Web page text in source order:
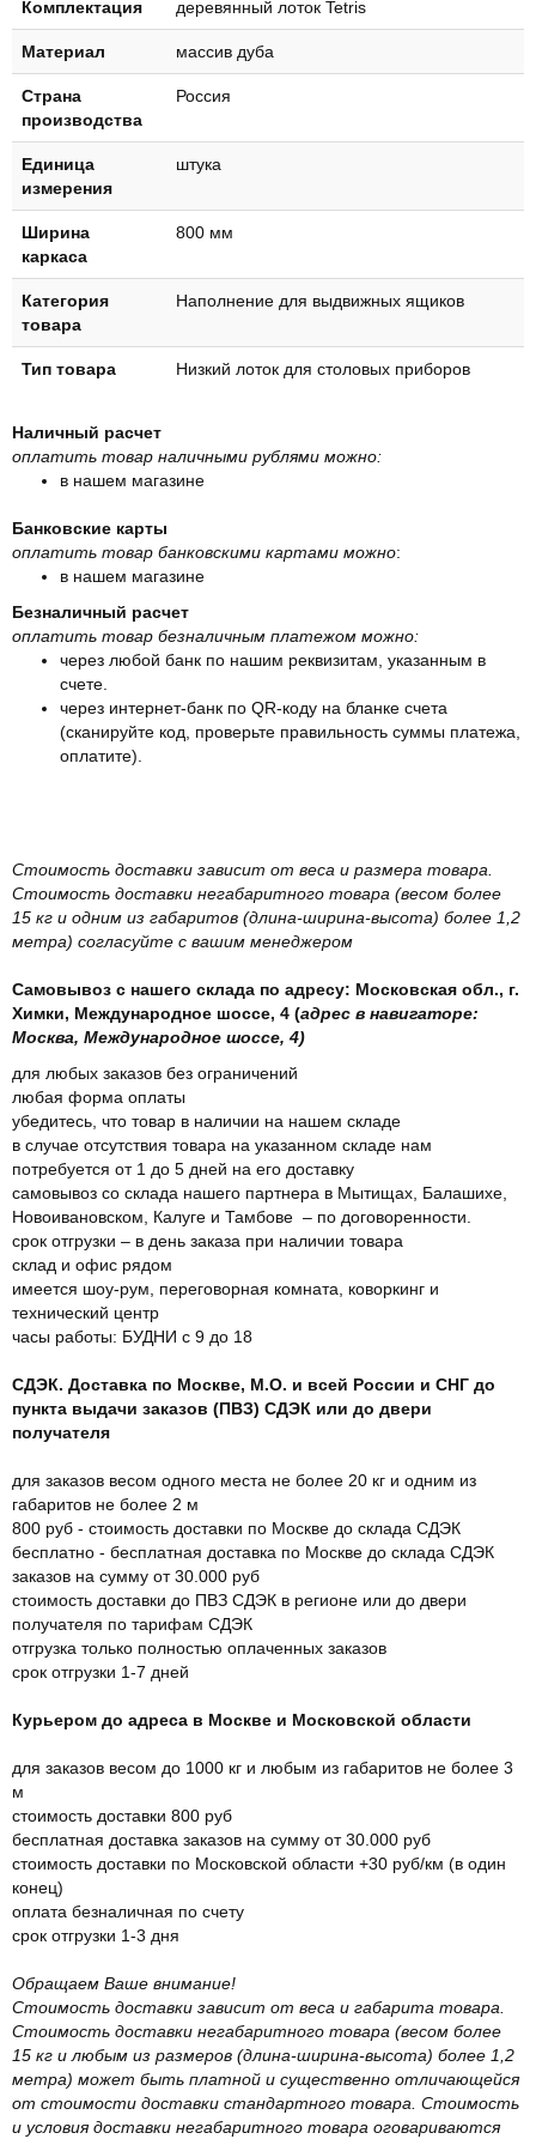
Комплектация деревянный лоток Tetris
Материал массив дуба
Страна
производства
Россия
Единица
измерения
штука
Ширина
каркаса
800 мм
Категория
товара
Наполнение для выдвижных ящиков
Тип товара Низкий лоток для столовых приборов
Наличный расчет
оплатить товар наличными рублями можно:
в нашем магазине
Банковские карты
оплатить товар банковскими картами можно:
в нашем магазине
Безналичный расчет
оплатить товар безналичным платежом можно:
через любой банк по нашим реквизитам, указанным в
счете.
через интернет-банк по QR-коду на бланке счета
(сканируйте код, проверьте правильность суммы платежа,
оплатите).
Стоимость доставки зависит от веса и размера товара.
Стоимость доставки негабаритного товара (весом более
15 кг и одним из габаритов (длина-ширина-высота) более 1,2
метра) согласуйте с вашим менеджером
Самовывоз с нашего склада по адресу: Московская обл., г.
Химки, Международное шоссе, 4 (адрес в навигаторе:
Москва, Международное шоссе, 4)
для любых заказов без ограничений
любая форма оплаты
убедитесь, что товар в наличии на нашем складе
в случае отсутствия товара на указанном складе нам
потребуется от 1 до 5 дней на его доставку
самовывоз со склада нашего партнера в Мытищах, Балашихе,
Новоивановском, Калуге и Тамбове – по договоренности.
срок отгрузки – в день заказа при наличии товара
склад и офис рядом
имеется шоу-рум, переговорная комната, коворкинг и
технический центр
часы работы: БУДНИ с 9 до 18
СДЭК. Доставка по Москве, М.О. и всей России и СНГ до
пункта выдачи заказов (ПВЗ) СДЭК или до двери
получателя
для заказов весом одного места не более 20 кг и одним из
габаритов не более 2 м
800 руб - стоимость доставки по Москве до склада СДЭК
бесплатно - бесплатная доставка по Москве до склада СДЭК
заказов на сумму от 30.000 руб
стоимость доставки до ПВЗ СДЭК в регионе или до двери
получателя по тарифам СДЭК
отгрузка только полностью оплаченных заказов
срок отгрузки 1-7 дней
Курьером до адреса в Москве и Московской области
для заказов весом до 1000 кг и любым из габаритов не более 3
м
стоимость доставки 800 руб
бесплатная доставка заказов на сумму от 30.000 руб
стоимость доставки по Московской области +30 руб/км (в один
конец)
оплата безналичная по счету
срок отгрузки 1-3 дня
Обращаем Ваше внимание!
Стоимость доставки зависит от веса и габарита товара.
Стоимость доставки негабаритного товара (весом более
15 кг и любым из размеров (длина-ширина-высота) более 1,2
метра) может быть платной и существенно отличающейся
от стоимости доставки стандартного товара. Стоимость
и условия доставки негабаритного товара оговариваются